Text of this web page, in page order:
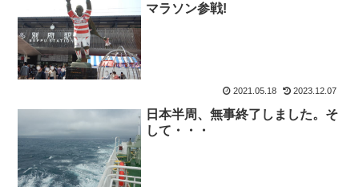
マラソン参戦!
2021.05.18 2023.12.07
日本半周、無事終了しました。そ
して・・・